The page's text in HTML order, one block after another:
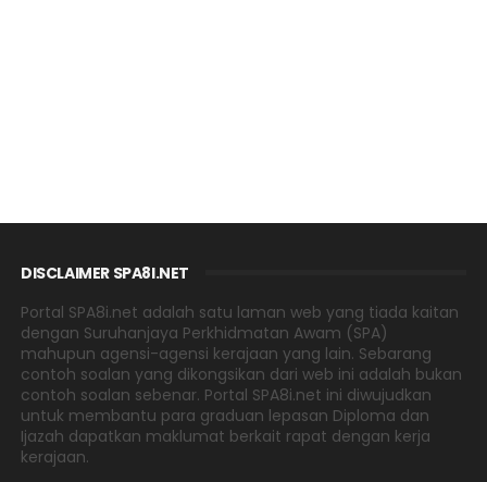
DISCLAIMER SPA8I.NET
Portal SPA8i.net adalah satu laman web yang tiada kaitan
dengan Suruhanjaya Perkhidmatan Awam (SPA)
mahupun agensi-agensi kerajaan yang lain. Sebarang
contoh soalan yang dikongsikan dari web ini adalah bukan
contoh soalan sebenar. Portal SPA8i.net ini diwujudkan
untuk membantu para graduan lepasan Diploma dan
Ijazah dapatkan maklumat berkait rapat dengan kerja
kerajaan.